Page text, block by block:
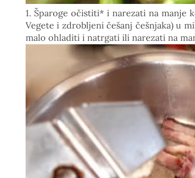
1. Šparoge očistiti* i narezati na manje
Vegete i zdrobljeni češanj češnjaka) u
malo ohladiti i natrgati ili narezati na